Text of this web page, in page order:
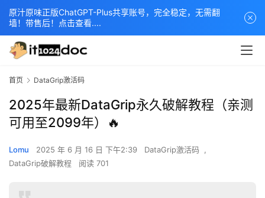
首页 DataGrip激活码
2025年最新DataGrip永久破解教程（亲测
可用至2099年）🔥
Lomu 2025 年 6 月 16 日 下午2:39 DataGrip激活码
,
DataGrip破解教程
阅读 701
原汁原味正版ChatGPT-Plus共享账号，完全稳定，无需翻
墙！带售后！点击查看....